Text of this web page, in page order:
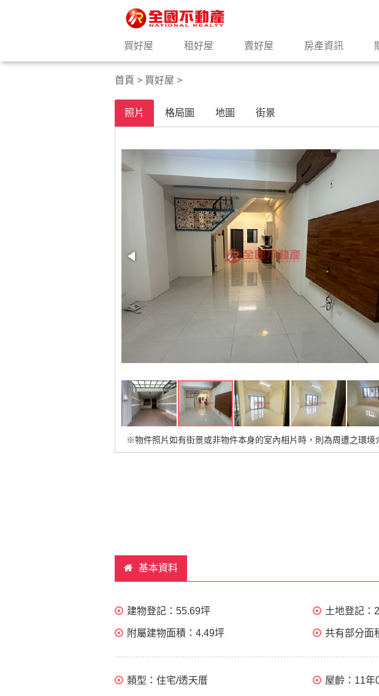
買好屋 租好屋 賣好屋 房產資訊
首頁 > 買好屋 >
照片 格局圖 地圖 街景
※物件照片如有街景或非物件本身的室內相片時，則為周遭之環境
基本資料
建物登記： 55.69坪 土地登記：
附屬建物面積： 4.49坪 共有部分面
類型： 住宅/透天厝 屋齡： 11年